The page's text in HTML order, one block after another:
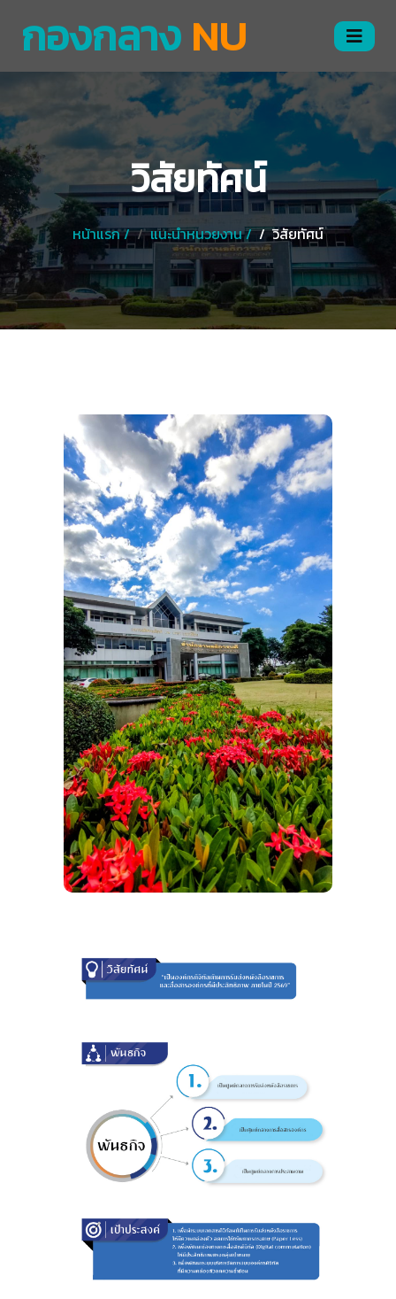
กองกลาง NU
วิสัยทัศน์
หน้าแรก / แนะนำหนวยงาน / วิสัยทัศน์